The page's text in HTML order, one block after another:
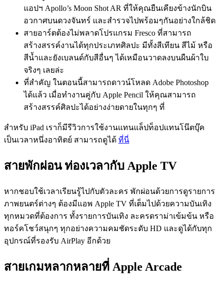
แอปฯ Apollo’s Moon Shot AR ที่ให้คุณยืนเคียงข้างนักบิน
อวกาศบนดวงจันทร์ และสำรวจไปพร้อมๆกันอย่างใกล้ชิด
สายอาร์ตต้องไม่พลาดโปรแกรม Fresco ที่สามารถ
สร้างสรรค์งานได้ทุกประเภทศิลปะ มีทั้งสีเทียน สีไม้ หรือ
สีน้ำและยังเบลนด์กับสีอื่นๆ ได้เหมือนวาดลงบนผืนผ้าใบ
จริงๆ เลยล่ะ
ที่สำคัญ ในตอนนี้สามารถดาวน์โหลด Adobe Photoshop
ได้แล้ว เมื่อทำงานคู่กับ Apple Pencil ให้คุณสามารถ
สร้างสรรค์ศิลปะได้อย่างง่ายดายในทุกๆ ที่
สำหรับ iPad เราก็มีรีวิวการใช้งานแทนแล็ปท็อปแทนโน๊ตบุ๊ค
เป็นเวลาหนึ่งอาทิตย์ สามารถดูได้ ที่นี่
สายพักผ่อน ท่องเวลากับ Apple TV
หากชอบใช้เวลาเรียนรู้ไปกับตัวละคร พักผ่อนด้วยการดูรายการ
ภาพยนตร์ต่างๆ ต้องมีแอพ Apple TV ที่เต็มไปด้วยความบันเทิง
ทุกหมวดที่ต้องการ ทั้งรายการบันเทิง ละครดราม่าเข้มข้น หรือ
ทอร์คโชว์สนุกๆ ทุกอย่างความคมชัดระดับ HD และดูได้กับทุก
อุปกรณ์ที่รองรับ AirPlay อีกด้วย
สายเกมหลากหลายที่ Apple Arcade